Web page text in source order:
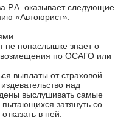
Р.А. оказывает следующие
«Автоюрист»:
не понаслышке знает о
возмещения по ОСАГО или
выплаты от страховой
над
выслушивать самые
затянуть со
в ней.